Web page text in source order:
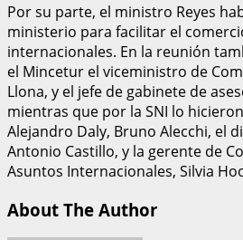
Por su parte, el ministro Reyes
ministerio para facilitar el
internacionales. En la reunión
el Mincetur el viceministro de
Llona, y el jefe de gabinete de
mientras que por la SNI lo
Alejandro Daly, Bruno Alecchi, el
Antonio Castillo, y la gerente de
Asuntos Internacionales, Silvia
About The Author